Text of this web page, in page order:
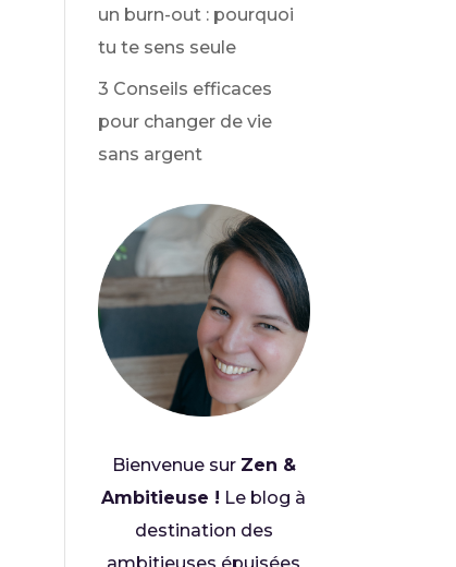
un burn-out : pourquoi
tu te sens seule
3 Conseils efficaces
pour changer de vie
sans argent
Bienvenue sur Zen &
Ambitieuse ! Le blog à
destination des
ambitieuses épuisées